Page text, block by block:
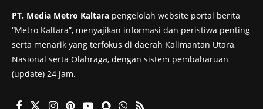
PT. Media Metro Kaltara pengelolah website portal berita
“Metro Kaltara”, menyajikan informasi dan peristiwa penting
serta menarik yang terfokus di daerah Kalimantan Utara,
Nasional serta Olahraga, dengan sistem pembaharuan
(update) 24 jam.